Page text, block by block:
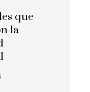
que
la